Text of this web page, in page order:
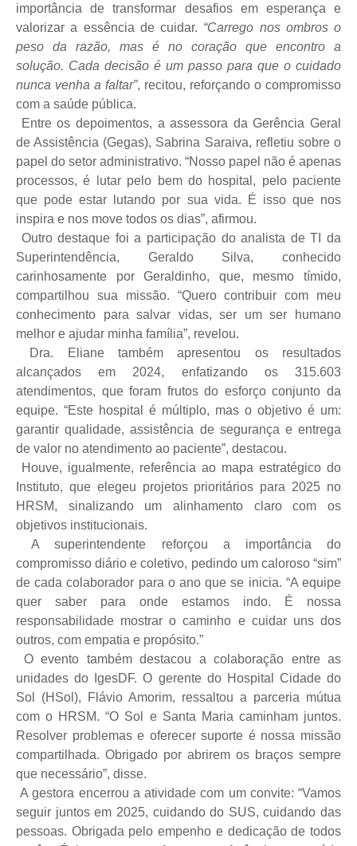
importância de transformar desafios em esperança e
valorizar a essência de cuidar. “Carrego nos ombros o
peso da razão, mas é no coração que encontro a
solução. Cada decisão é um passo para que o cuidado
nunca venha a faltar”, recitou, reforçando o compromisso
com a saúde pública.
Entre os depoimentos, a assessora da Gerência Geral
de Assistência (Gegas), Sabrina Saraiva, refletiu sobre o
papel do setor administrativo. “Nosso papel não é apenas
processos, é lutar pelo bem do hospital, pelo paciente
que pode estar lutando por sua vida. É isso que nos
inspira e nos move todos os dias”, afirmou.
Outro destaque foi a participação do analista de TI da
Superintendência, Geraldo Silva, conhecido
carinhosamente por Geraldinho, que, mesmo tímido,
compartilhou sua missão. “Quero contribuir com meu
conhecimento para salvar vidas, ser um ser humano
melhor e ajudar minha família”, revelou.
Dra. Eliane também apresentou os resultados
alcançados em 2024, enfatizando os 315.603
atendimentos, que foram frutos do esforço conjunto da
equipe. “Este hospital é múltiplo, mas o objetivo é um:
garantir qualidade, assistência de segurança e entrega
de valor no atendimento ao paciente”, destacou.
Houve, igualmente, referência ao mapa estratégico do
Instituto, que elegeu projetos prioritários para 2025 no
HRSM, sinalizando um alinhamento claro com os
objetivos institucionais.
A superintendente reforçou a importância do
compromisso diário e coletivo, pedindo um caloroso “sim”
de cada colaborador para o ano que se inicia. “A equipe
quer saber para onde estamos indo. É nossa
responsabilidade mostrar o caminho e cuidar uns dos
outros, com empatia e propósito.”
O evento também destacou a colaboração entre as
unidades do IgesDF. O gerente do Hospital Cidade do
Sol (HSol), Flávio Amorim, ressaltou a parceria mútua
com o HRSM. “O Sol e Santa Maria caminham juntos.
Resolver problemas e oferecer suporte é nossa missão
compartilhada. Obrigado por abrirem os braços sempre
que necessário”, disse.
A gestora encerrou a atividade com um convite: “Vamos
seguir juntos em 2025, cuidando do SUS, cuidando das
pessoas. Obrigada pelo empenho e dedicação de todos